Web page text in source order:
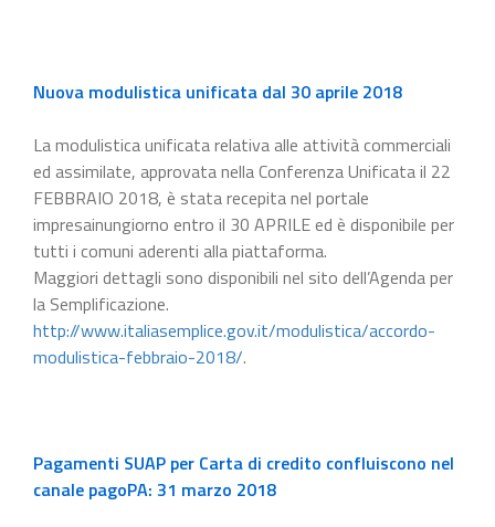
Nuova modulistica unificata dal 30 aprile 2018
La modulistica unificata relativa alle attività commerciali
ed assimilate, approvata nella Conferenza Unificata il 22
FEBBRAIO 2018, è stata recepita nel portale
impresainungiorno entro il 30 APRILE ed è disponibile per
tutti i comuni aderenti alla piattaforma.
Maggiori dettagli sono disponibili nel sito dell’Agenda per
la Semplificazione.
http://www.italiasemplice.gov.it/modulistica/accordo-
modulistica-febbraio-2018/.
Pagamenti SUAP per Carta di credito confluiscono nel
canale pagoPA: 31 marzo 2018